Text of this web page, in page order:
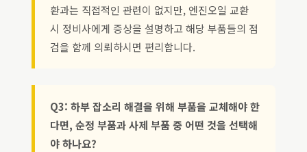
환과는 직접적인 관련이 없지만, 엔진오일 교환
시 정비사에게 증상을 설명하고 해당 부품들의 점
검을 함께 의뢰하시면 편리합니다.
Q3: 하부 잡소리 해결을 위해 부품을 교체해야 한
다면, 순정 부품과 사제 부품 중 어떤 것을 선택해
야 하나요?